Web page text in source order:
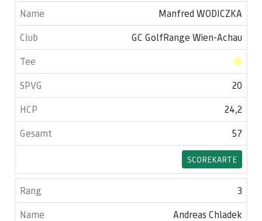
Manfred WODICZKA
GC GolfRange Wien-Achau
20
24,2
57
SCOREKARTE
3
Andreas Chladek